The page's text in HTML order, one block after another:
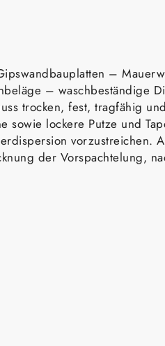
–
– waschbeständige
trocken, fest, tragfähig
lockere Putze und
vorzustreichen.
der Vorspachtelung,